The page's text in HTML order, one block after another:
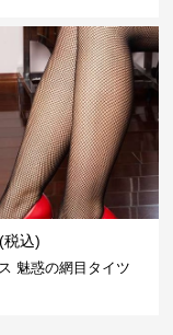
(税込)
魅惑の網目タイツ